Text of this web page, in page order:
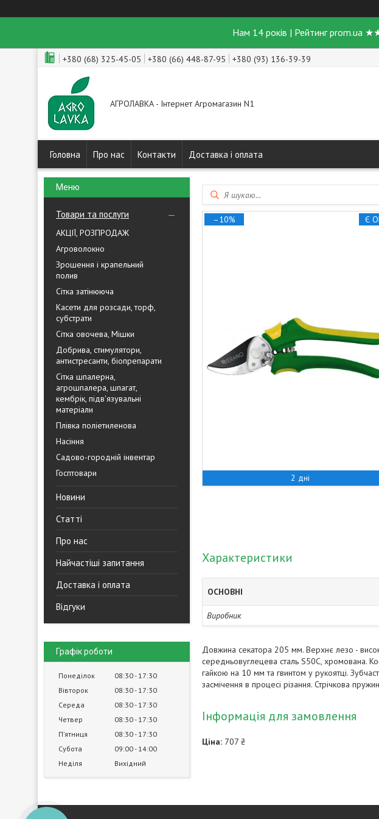
Нам 14 років | Рейтинг prom.ua
+380 (68) 325-45-05 +380 (66) 448-87-95 +380 (93) 136-39-39
АГРОЛАВКА - Інтернет Агромагазин N1
Головна Про нас Контакти Доставка і оплата
Товари та послуги
АКЦІЇ, РОЗПРОДАЖ
Агроволокно
Зрошення і крапельний
полив
Сітка затінююча
Касети для розсади, торф,
субстрати
Сітка овочева, Мішки
Добрива, стимулятори,
антистресанти, біопрепарати
Сітка шпалерна,
агрошпалера, шпагат,
кембрік, підв'язувальні
матеріали
Плівка поліетиленова
Насіння
Садово-городній інвентар
Госптовари
Новини
Статті
Про нас
Найчастіші запитання
Доставка і оплата
Відгуки
Графік роботи
Понеділок 08:30 17:30
Вівторок
08:30 17:30
Середа
08:30 17:30
Четвер
08:30 17:30
Пʼятниця
08:30 17:30
Субота
09:00 14:00
Неділя
Вихідний
Є
–10%
2 дні
Характеристики
ОСНОВНІ
Виробник
Довжина секатора 205 мм. Верхнє лезо -
середньовуглецева сталь S50C, хромована.
гайкою на 10 мм та гвинтом у рукоятці.
засмічення в процесі різання. Стрічкова
Інформація для замовлення
Ціна: 707 ₴